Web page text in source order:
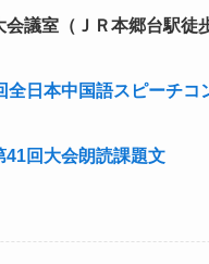
室（ＪＲ本郷台駅徒歩
全日本中国語スピーチコ
41回大会朗読課題文